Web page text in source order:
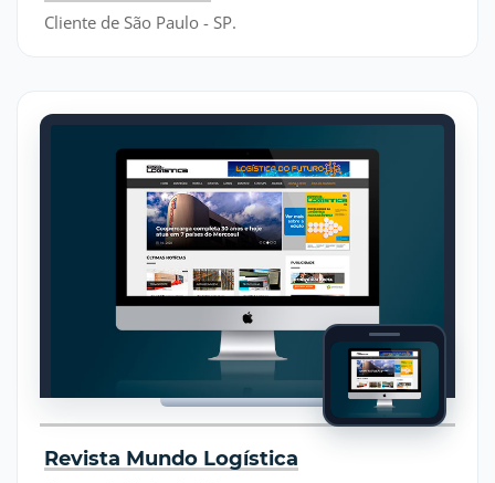
Cliente de São Paulo - SP.
Revista Mundo Logística